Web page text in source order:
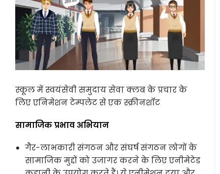
स्कूल में स्वयंसेवी समुदाय सेवा क्लब के प्रचार के
लिए एनिमेशन टेम्पलेट से एक स्क्रीनशॉट
सामाजिक प्रभाव अभियान
गैर-लाभकारी संगठन और संघर्ष संगठन लोगों के
सामाजिक मुद्दों को उजागर करने के लिए एनीमेटेड